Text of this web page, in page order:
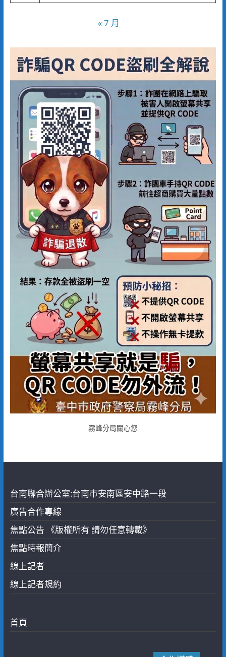
« 7 月
霧峰分局關心您
台南聯合辦公室:台南市安南區安中路一段
廣告合作專線
焦點公告 《版權所有 請勿任意轉載》
焦點時報簡介
線上記者
線上記者規約
首頁